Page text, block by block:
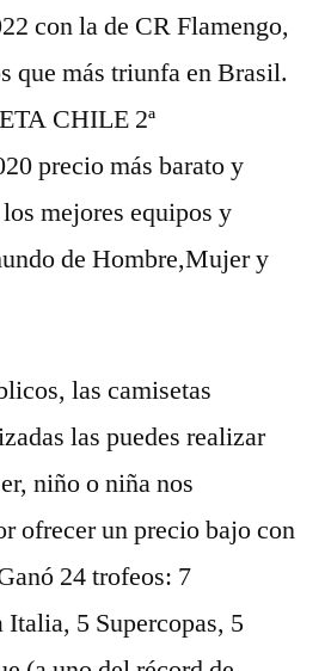
con la de CR Flamengo,
que más triunfa en Brasil.
CHILE 2ª
precio más barato y
mejores equipos y
de Hombre,Mujer y
las camisetas
las puedes realizar
niño o niña nos
ofrecer un precio bajo con
24 trofeos: 7
Italia, 5 Supercopas, 5